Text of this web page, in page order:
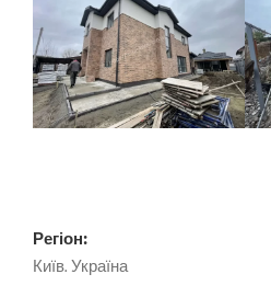
Регіон:
Київ. Україна